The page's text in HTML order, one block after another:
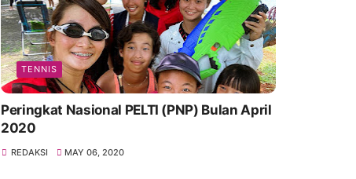
TENNIS
Peringkat Nasional PELTI (PNP) Bulan April
2020
REDAKSI MAY 06, 2020